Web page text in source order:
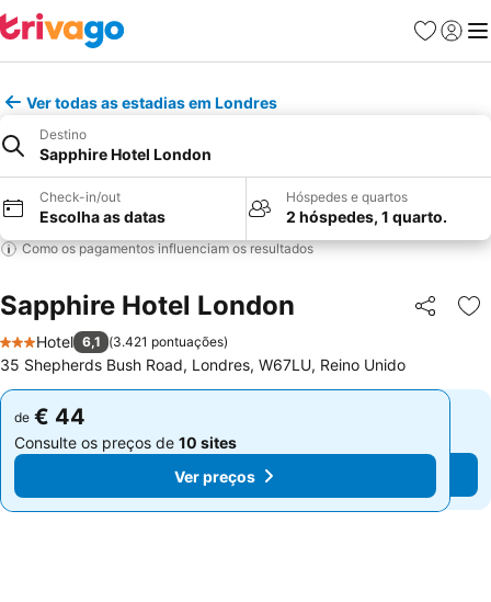
Favoritos
Iniciar
Ver todas as estadias em Londres
Destino
Sapphire Hotel London
Check-in/out
Escolha as datas
Hóspedes e quartos
2 hóspedes, 1 quarto.
Como os pagamentos influenciam os resultados
Sapphire Hotel London Partilhar
3 Estrelas
Hotel 6,1 (3.421 pontuações)
35 Shepherds Bush Road, Londres, W67LU, Reino Unido
de € 44
Consulte os preços de 10 sites
Ver preços
de € 44
Consulte os preços de 10 sites
Ver preços